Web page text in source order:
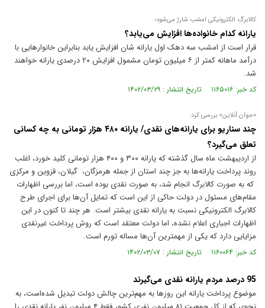
کالابرگ الکترونیکی امشب شارژ می‌شود؛
یارانه کدام خانواده‌ها افزایش می‌یابد؟
قرار است از امشب سه دهک اول یارانه شان افزایش یابد بنابراین خانوارهایی با
درآمد ماهانه کمتر از ۶ میلیون تومان مشمول افزایش ۲۰ درصدی یارانه خواهند
شد.
کد خبر: ۱۱۶۵۰۱۶ تاریخ انتشار : ۱۴۰۲/۰۳/۲۹
«جوان آنلاین» بررسی کرد:
چند سناریو برای یارانه‌های نقدی/ یارانه ۴۸۰ هزار تومانی به چه کسانی
تعلق می‌گیرد؟
از اردیبهشت ماه سال گذشته که یارانه ۳۰۰ و ۴۰۰ هزار تومانی کلید خورد، اغلب
روند پرداخت یارانه‌ها به جز چند استان از جمله هرمزگان، گیلان، قزوین و مرکزی
که به صورت کالابرگ انجام شد، به صورت نقدی بوده است، اما بررسی اظهارات
مقام‌های مسئول در دولت حاکی از این است که تمایل آن‌ها برای اجرای طرح
کالابرگ الکترونیکی نسبت به یارانه نقدی بیشتر است. هر چند تا کنون در این
اظهارات اجباری اعلام نشده، اما دولت معتقد است که روش پرداخت غیرنقدی
مزایایی دارد که یکی از مهمترین آن‌ها مساله تورم است.
کد خبر: ۱۱۶۰۰۶۴ تاریخ انتشار : ۱۴۰۲/۰۳/۰۷
95 درصد مردم یارانه نقدی می‌گیرند
موضوع پرداخت یارانه این روز‌ها به مهم‌ترین چالش دولت تبدیل شده‌است، به